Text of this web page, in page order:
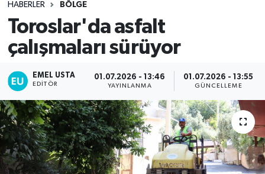
HABERLER BÖLGE
Toroslar'da asfalt
çalışmaları sürüyor
EMEL USTA
EDITÖR
01.07.2026 - 13:46
YAYINLANMA
01.07.2026 - 13:55
GÜNCELLEME